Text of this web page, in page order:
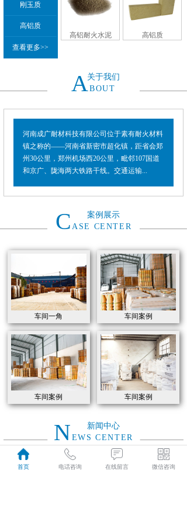
刚玉质
高铝质
查看更多>>
高铝耐火水泥 高铝质
关于我们
ABOUT
河南成广耐材科技有限公司位于素有耐火材料
镇之称的——河南省新密市超化镇，距省会郑
州30公里，郑州机场西20公里，毗邻107国道
和京广、陇海两大铁路干线。交通运输...
案例展示
CASE CENTER
车间一角 车间案例
车间案例 车间案例
新闻中心
N EWS CENTER
2021 如何选用高炉炼铁各部位耐火材料
首页 电话咨询 在线留言 微信咨询